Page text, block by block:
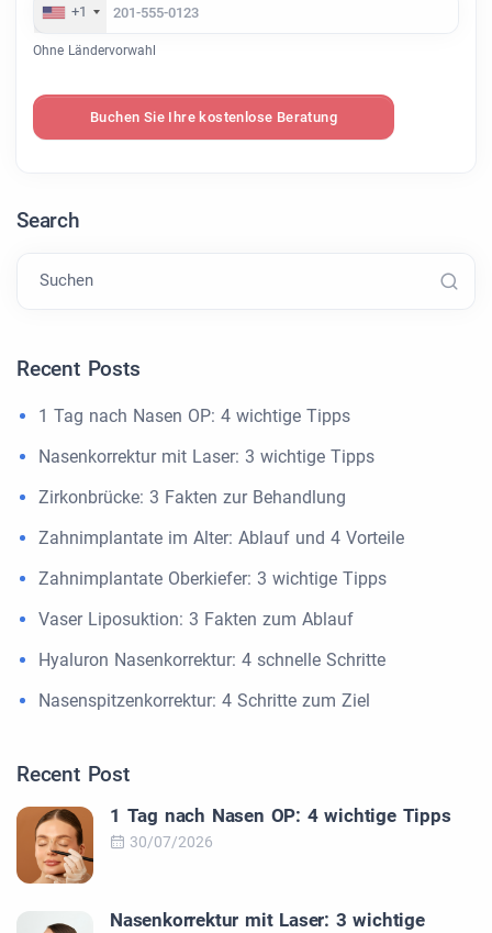
+1
Ohne Ländervorwahl
Buchen Sie Ihre kostenlose Beratung
Search
Suchen
Recent Posts
1 Tag nach Nasen OP: 4 wichtige Tipps
Nasenkorrektur mit Laser: 3 wichtige Tipps
Zirkonbrücke: 3 Fakten zur Behandlung
Zahnimplantate im Alter: Ablauf und 4 Vorteile
Zahnimplantate Oberkiefer: 3 wichtige Tipps
Vaser Liposuktion: 3 Fakten zum Ablauf
Hyaluron Nasenkorrektur: 4 schnelle Schritte
Nasenspitzenkorrektur: 4 Schritte zum Ziel
Recent Post
1 Tag nach Nasen OP: 4 wichtige Tipps
30/07/2026
Nasenkorrektur mit Laser: 3 wichtige